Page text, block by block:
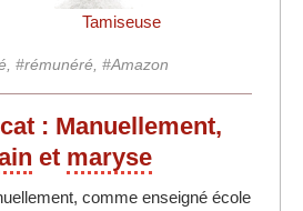
Tamiseuse
#rémunéré, #Amazon
: Manuellement,
et maryse
comme enseigné école